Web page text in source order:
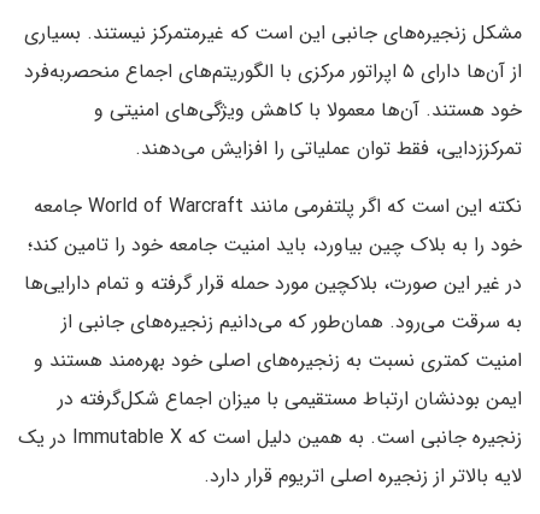
مشکل زنجیره‌های جانبی این است که غیرمتمرکز نیستند. بسیاری
از آن‌ها دارای ۵ اپراتور مرکزی با الگوریتم‌های اجماع منحصربه‌فرد
خود هستند. آن‌ها معمولا با کاهش ویژگی‌های امنیتی و
تمرکززدایی، فقط توان عملیاتی را افزایش می‌دهند.
نکته این است که اگر پلتفرمی مانند World of Warcraft جامعه
خود را به بلاک چین بیاورد، باید امنیت جامعه خود را تامین کند؛
در غیر این صورت، بلاکچین مورد حمله قرار گرفته و تمام دارایی‌ها
به سرقت می‌رود. همان‌طور که می‌دانیم زنجیره‌های جانبی از
امنیت کمتری نسبت به زنجیره‌های اصلی خود بهره‌مند هستند و
ایمن بودنشان ارتباط مستقیمی با میزان اجماع شکل‌گرفته در
زنجیره جانبی است. به همین دلیل است که Immutable X در یک
لایه بالا‌تر از زنجیره اصلی اتریوم قرار دارد.